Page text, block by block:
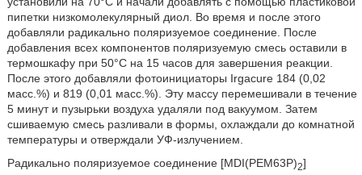
пипетки низкомолекулярный диол. Во время и после этого
добавляли радикально поляризуемое соединение. После
добавления всех компонентов поляризуемую смесь оставили в
термошкафу при 50°C на 15 часов для завершения реакции.
После этого добавляли фотоинициаторы Irgacure 184 (0,02
масс.%) и 819 (0,01 масс.%). Эту массу перемешивали в течение
5 минут и пузырьки воздуха удаляли под вакуумом. Затем
сшиваемую смесь разливали в формы, охлаждали до комнатной
температуры и отверждали УФ-излучением.
Радикально поляризуемое соединение [MDI(PEM63P)2]